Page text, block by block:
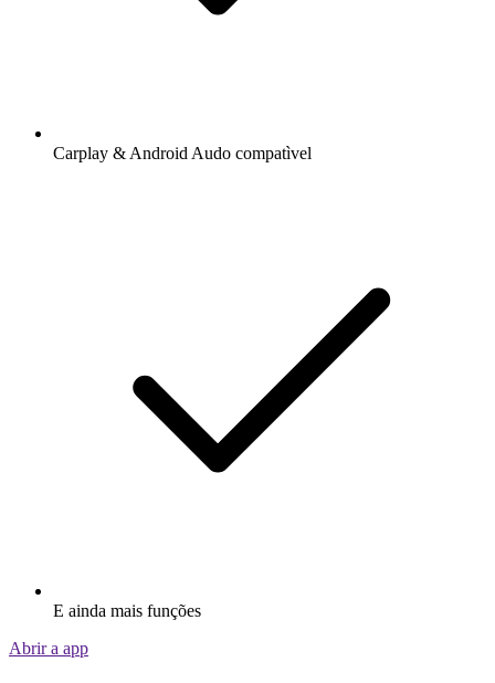
Carplay & Android Audo compatìvel
E ainda mais funções
Abrir a app